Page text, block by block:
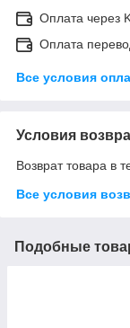
Оплата через
Оплата
Все условия
Условия
Возврат товара в
Все условия
Подобные